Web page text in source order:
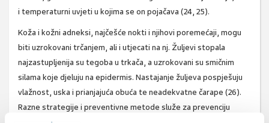
i temperaturni uvjeti u kojima se on pojačava (24, 25).
Koža i kožni adneksi, najčešće nokti i njihovi poremećaji, mogu
biti uzrokovani trčanjem, ali i utjecati na nj. Žuljevi stopala
najzastupljenija su tegoba u trkača, a uzrokovani su smičnim
silama koje djeluju na epidermis. Nastajanje žuljeva pospješuju
vlažnost, uska i prianjajuća obuća te neadekvatne čarape (26).
Razne strategije i preventivne metode služe za prevenciju